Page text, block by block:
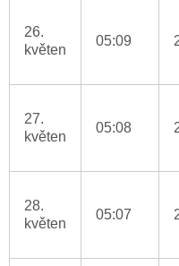
26.
květen
05:09
27.
květen
05:08
28.
květen
05:07